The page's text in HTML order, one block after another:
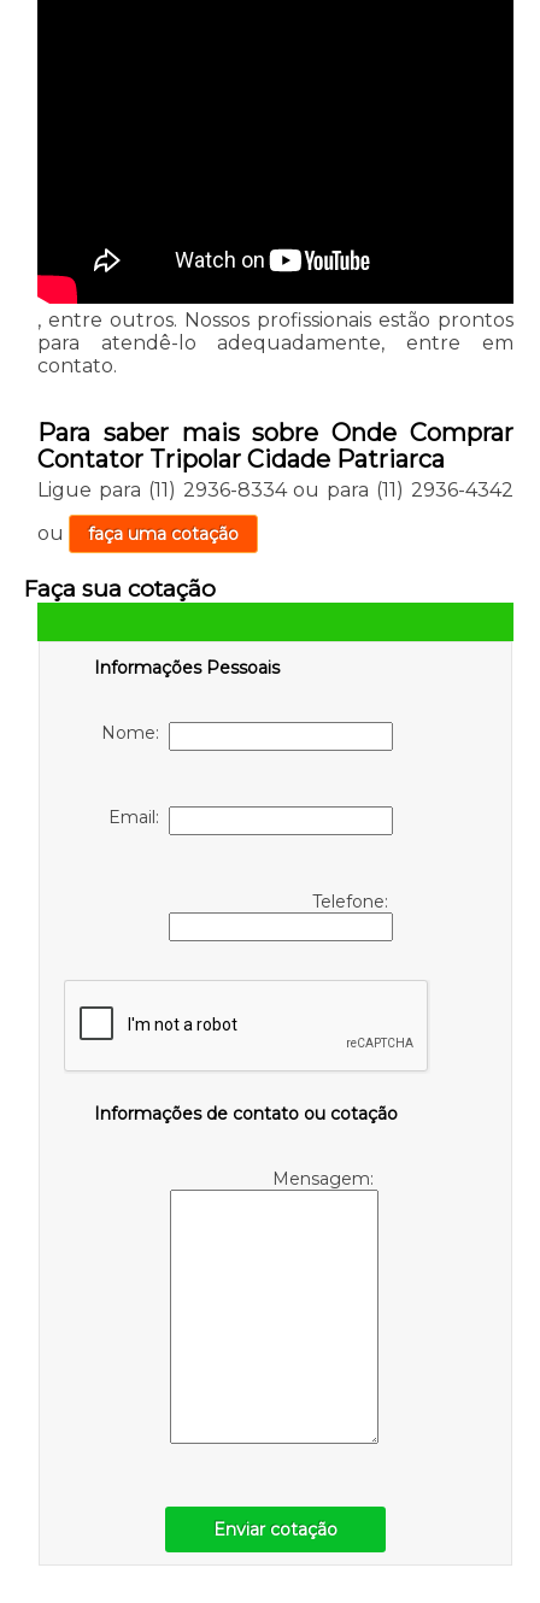
, entre outros. Nossos profissionais estão prontos
para atendê-lo adequadamente, entre em
contato.
Para saber mais sobre Onde Comprar
Contator Tripolar Cidade Patriarca
Ligue para (11) 2936-8334ou para (11) 2936-4342
ou
faça uma cotação
Faça sua cotação
Informações Pessoais
Nome:
Email:
Telefone:
Informações de contato ou cotação
Mensagem:
Enviar cotação